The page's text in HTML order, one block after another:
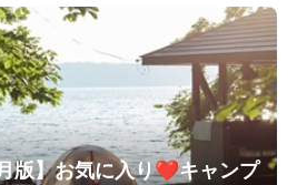
お気に入り❤キャンプ